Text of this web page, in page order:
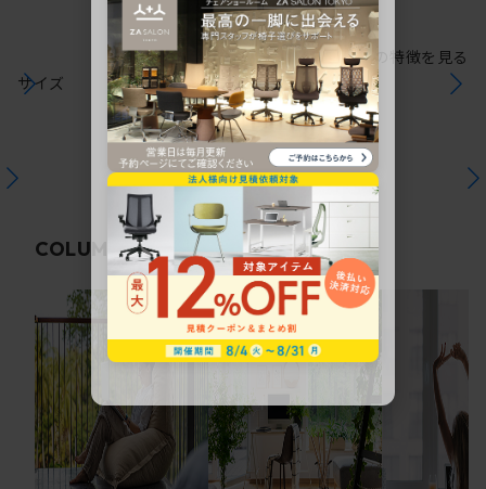
サイズ
シリーズの特徴を見る
COLUMN関連コラム